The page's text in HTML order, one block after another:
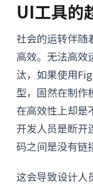
UI工具的
社会的运转伴随
高效。无法高效
汰，如果使用
型，固然在制作
在高效性上却是
开发人员是断开
码之间是没有链
这会导致设计人